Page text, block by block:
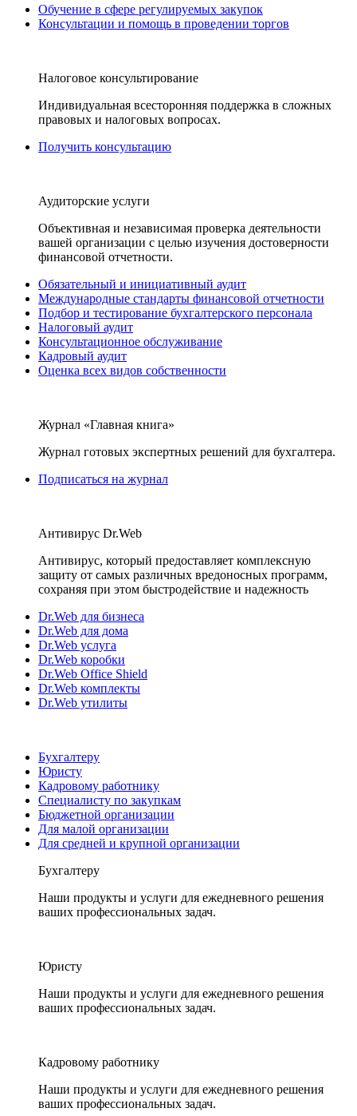
Обучение в сфере регулируемых закупок
Консультации и помощь в проведении торгов
Налоговое консультирование
Индивидуальная всесторонняя поддержка в сложных
правовых и налоговых вопросах.
Получить консультацию
Аудиторские услуги
Объективная и независимая проверка деятельности
вашей организации с целью изучения достоверности
финансовой отчетности.
Обязательный и инициативный аудит
Международные стандарты финансовой отчетности
Подбор и тестирование бухгалтерского персонала
Налоговый аудит
Консультационное обслуживание
Кадровый аудит
Оценка всех видов собственности
Журнал «Главная книга»
Журнал готовых экспертных решений для бухгалтера.
Подписаться на журнал
Антивирус Dr.Web
Антивирус, который предоставляет комплексную
защиту от самых различных вредоносных программ,
сохраняя при этом быстродействие и надежность
Dr.Web для бизнеса
Dr.Web для дома
Dr.Web услуга
Dr.Web коробки
Dr.Web Office Shield
Dr.Web комплекты
Dr.Web утилиты
Бухгалтеру
Юристу
Кадровому работнику
Специалисту по закупкам
Бюджетной организации
Для малой организации
Для средней и крупной организации
Бухгалтеру
Наши продукты и услуги для ежедневного решения
ваших профессиональных задач.
Юристу
Наши продукты и услуги для ежедневного решения
ваших профессиональных задач.
Кадровому работнику
Наши продукты и услуги для ежедневного решения
ваших профессиональных задач.